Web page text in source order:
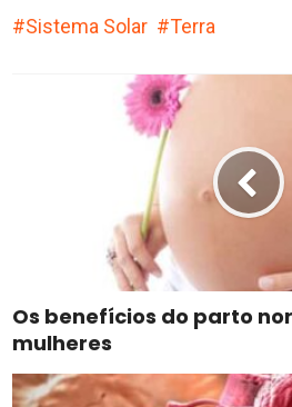
Sistema Solar Terra
Os benefícios do parto
mulheres